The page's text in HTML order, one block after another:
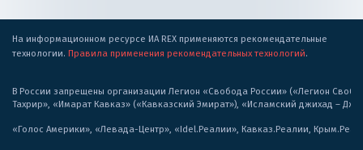
На информационном ресурсе ИА REX применяются рекомендательные
технологии. Правила применения рекомендательных технологий.
В России запрещены организации Легион «Свобода России» («Легион
Тахрир», «Имарат Кавказ» («Кавказский Эмират»), «Исламский джихад –
«Голос Америки», «Левада-Центр», «Idel.Реалии», Кавказ.Реалии,